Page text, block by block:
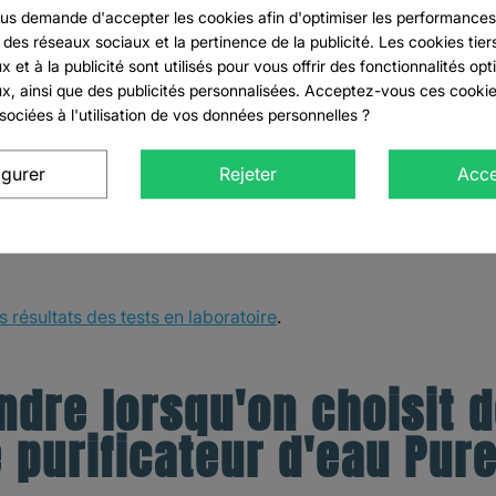
FTO+ ont été développés pour
visant à éliminer efficacement les impuretés
résultats des tests en laboratoire.
lorsqu'on choisit
purificateur d'eau
CRÉER UNE LISTE D'ENVIES
connecté pour ajouter des produits à votre liste d'envies.
demande d'accepter les cookies afin d'optimiser les
réseaux sociaux et la pertinence de la publicité. Les cookies
et à la publicité sont utilisés pour vous offrir des fonctionnalités
ainsi que des publicités personnalisées. Acceptez-vous ces
à l'utilisation de vos données personnelles ?
Rejeter